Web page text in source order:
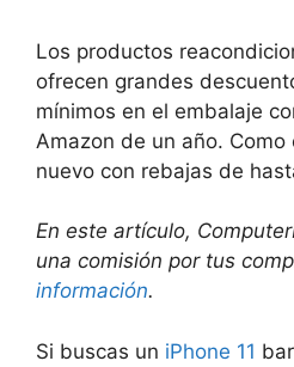
Los productos
ofrecen grandes
mínimos en el embalaje
Amazon de un año. Como
nuevo con rebajas de
En este artículo,
una comisión por tus
información.
Si buscas un iPhone 11